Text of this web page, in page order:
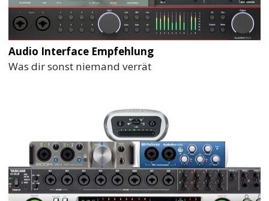
Audio Interface Empfehlung
Was dir sonst niemand verrät